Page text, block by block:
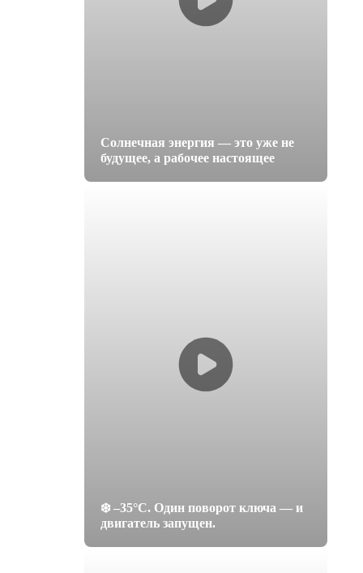
Солнечная энергия — это уже не
будущее, а рабочее настоящее
❄️ –35°C. Один поворот ключа — и
двигатель запущен.